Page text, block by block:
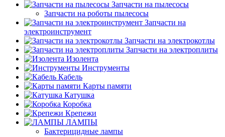
Запчасти на пылесосы
Запчасти на роботы пылесосы
Запчасти на
электроинструмент
Запчасти на электрокотлы
Запчасти на электроплиты
Изолента
Инструменты
Кабель
Карты памяти
Катушка
Коробка
Крепежи
ЛАМПЫ
Бактерицидные лампы